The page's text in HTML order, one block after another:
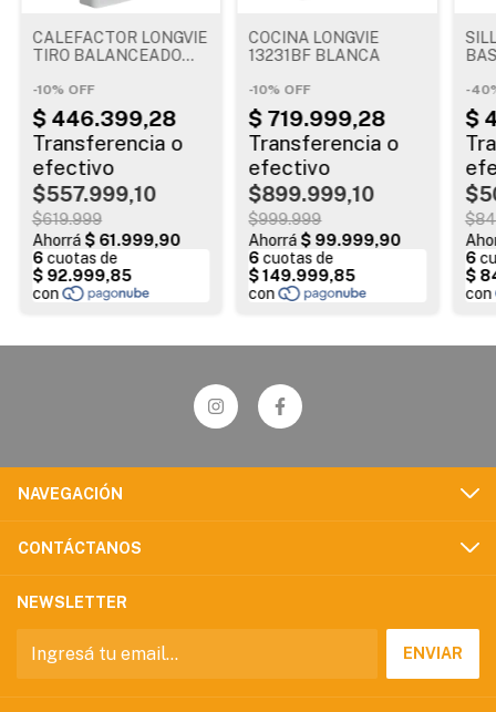
CALEFACTOR LONGVIE
TIRO BALANCEADO
-10% OFF
$557.999,10
$619.999
COCINA LONGVIE
13231BF BLANCA
-10% OFF
$899.999,10
$999.999
-40
NAVEGACIÓN
CONTÁCTANOS
NEWSLETTER